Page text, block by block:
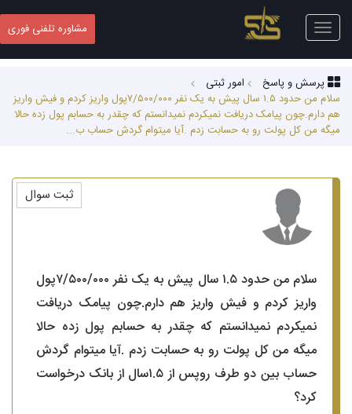
Toggle
navigation
مشاوره تلفنی فوری
پرسش و پاسخ
امور ثبتی
سلام من حدود ۱.۵ سال پیش به یک نفر ۷/۵۰۰/۰۰۰پول واریز کردم و فیش واریز
هم دارم‌.چون پیامک دریافت نمیکردم نمیدانستم که چقدر به حسابم پول زده حالا
میگه من کل پولت رو به حسابت زدم .آیا میتوام گردش حساب ب...
سلام من حدود ۱.۵ سال پیش به یک نفر ۷/۵۰۰/۰۰۰پول
واریز کردم و فیش واریز هم دارم‌.چون پیامک دریافت
نمیکردم نمیدانستم که چقدر به حسابم پول زده حالا
میگه من کل پولت رو به حسابت زدم .آیا میتوام گردش
حساب بین دو طرف روپس از ۱.۵سال از بانک درخواست
کرد؟
ثبت سوال